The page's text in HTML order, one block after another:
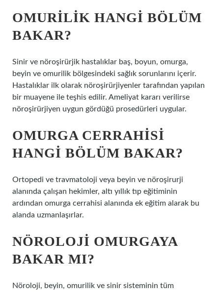
OMURILIK HANGI BÖLÜM
BAKAR?
Sinir ve nöroşirürjik hastalıklar baş, boyun, omurga,
beyin ve omurilik bölgesindeki sağlık sorunlarını içerir.
Hastalıklar ilk olarak nöroşirürjiyenler tarafından yapılan
bir muayene ile teşhis edilir. Ameliyat kararı verilirse
nöroşirürjiyen uygun gördüğü prosedürleri uygular.
OMURGA CERRAHISI
HANGI BÖLÜM BAKAR?
Ortopedi ve travmatoloji veya beyin ve nöroşirurji
alanında çalışan hekimler, altı yıllık tıp eğitiminin
ardından omurga cerrahisi alanında ek eğitim alarak bu
alanda uzmanlaşırlar.
NÖROLOJI OMURGAYA
BAKAR MI?
Nöroloji, beyin, omurilik ve sinir sisteminin tüm